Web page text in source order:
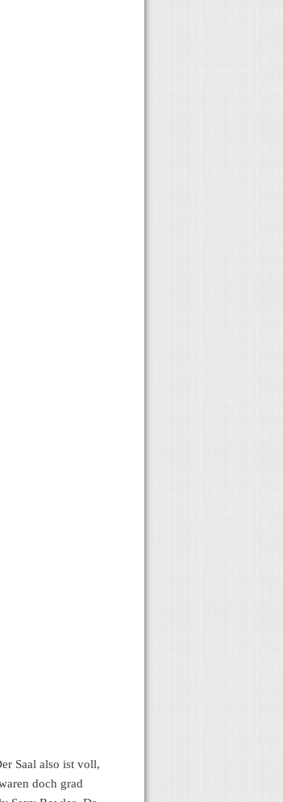
Saal also ist voll,
doch grad